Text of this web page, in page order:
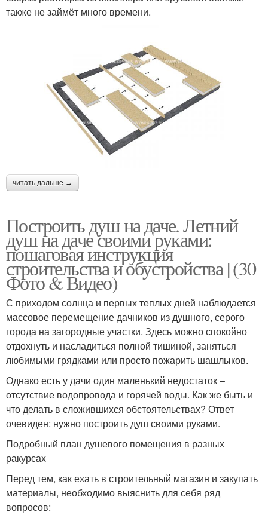
также не займёт много времени.
читать дальше →
Построить душ на даче. Летний
душ на даче своими руками:
пошаговая инструкция
строительства и обустройства | (30
Фото & Видео)
С приходом солнца и первых теплых дней наблюдается
массовое перемещение дачников из душного, серого
города на загородные участки. Здесь можно спокойно
отдохнуть и насладиться полной тишиной, заняться
любимыми грядками или просто пожарить шашлыков.
Однако есть у дачи один маленький недостаток –
отсутствие водопровода и горячей воды. Как же быть и
что делать в сложившихся обстоятельствах? Ответ
очевиден: нужно построить душ своими руками.
Подробный план душевого помещения в разных
ракурсах
Перед тем, как ехать в строительный магазин и закупать
материалы, необходимо выяснить для себя ряд
вопросов: